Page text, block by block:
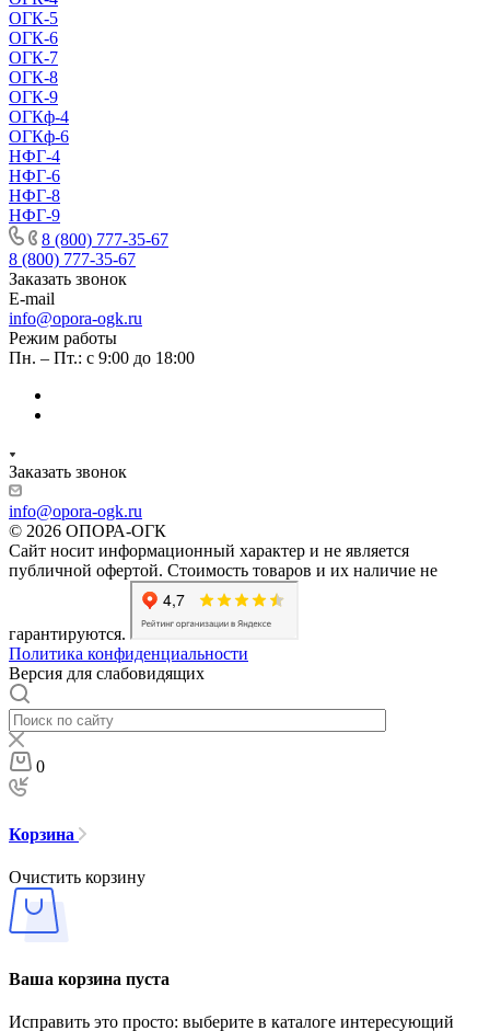
ОГК-5
ОГК-6
ОГК-7
ОГК-8
ОГК-9
ОГКф-4
ОГКф-6
НФГ-4
НФГ-6
НФГ-8
НФГ-9
8 (800) 777-35-67
8 (800) 777-35-67
Заказать звонок
E-mail
info@opora-ogk.ru
Режим работы
Пн. – Пт.: с 9:00 до 18:00
Заказать звонок
info@opora-ogk.ru
© 2026 ОПОРА-ОГК
Сайт носит информационный характер и не является
публичной офертой. Стоимость товаров и их наличие не
гарантируются.
Политика конфиденциальности
Версия для слабовидящих
0
Корзина
Очистить корзину
Ваша корзина пуста
Исправить это просто: выберите в каталоге интересующий